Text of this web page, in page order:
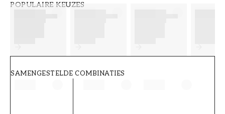
POPULAIRE KEUZES
SAMENGESTELDE COMBINATIES